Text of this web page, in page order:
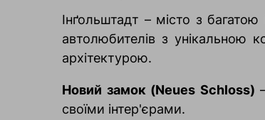
Інґольштадт – місто з
автолюбителів з унікальною
архітектурою.
Новий замок (Neues Schloss)
своїми інтер'єрами.